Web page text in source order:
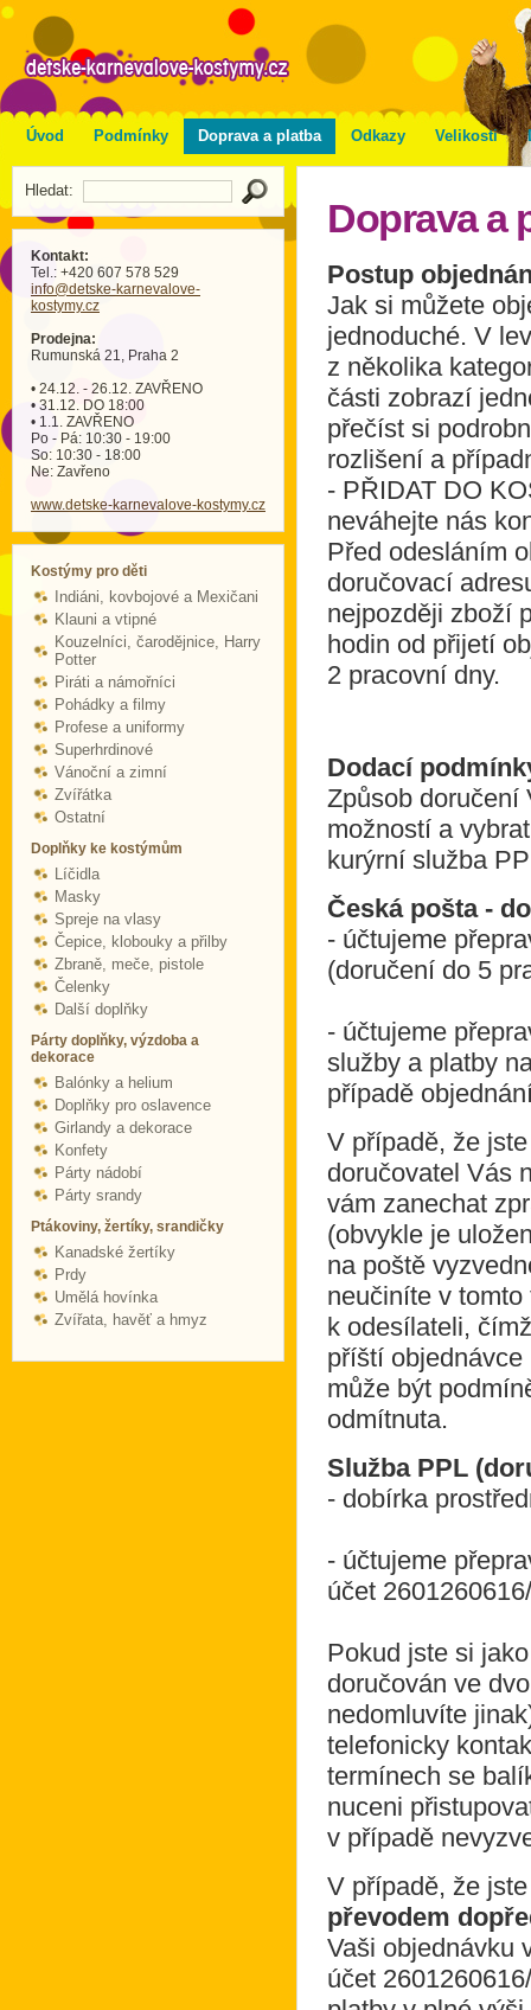
Úvod Podmínky Doprava a platba Odkazy Velikosti
Hledat:
Kontakt:
Tel.: +420 607 578 529
info@detske-karnevalove-
kostymy.cz
Prodejna:
Rumunská 21, Praha 2
• 24.12. - 26.12. ZAVŘENO
• 31.12. DO 18:00
• 1.1. ZAVŘENO
Po - Pá: 10:30 - 19:00
So: 10:30 - 18:00
Ne: Zavřeno
www.detske-karnevalove-kostymy.cz
Kostýmy pro děti
Indiáni, kovbojové a Mexičani
Klauni a vtipné
Kouzelníci, čarodějnice, Harry
Potter
Piráti a námořníci
Pohádky a filmy
Profese a uniformy
Superhrdinové
Vánoční a zimní
Zvířátka
Ostatní
Doplňky ke kostýmům
Líčidla
Masky
Spreje na vlasy
Čepice, klobouky a přilby
Zbraně, meče, pistole
Čelenky
Další doplňky
Párty doplňky, výzdoba a
dekorace
Balónky a helium
Doplňky pro oslavence
Girlandy a dekorace
Konfety
Párty nádobí
Párty srandy
Ptákoviny, žertíky, srandičky
Kanadské žertíky
Prdy
Umělá hovínka
Zvířata, havěť a hmyz
Doprava a
Postup
Jak si můžete
jednoduché. V
z několika
části zobrazí
přečíst si
rozlišení a
- PŘIDAT DO
neváhejte nás
Před odesláním
doručovací
nejpozději zboží
hodin od přijetí
2 pracovní dny.
Dodací
Způsob doručení
možností a
kurýrní služba
Česká pošta -
- účtujeme
(doručení do 5
- účtujeme
služby a platby
případě
V případě, že
doručovatel Vás
vám zanechat
(obvykle je
na poště
neučiníte v
k odesílateli,
příští
může být
odmítnuta.
Služba PPL
- dobírka
- účtujeme
účet 2601260616
Pokud jste si
doručován ve
nedomluvíte
telefonicky
termínech se
nuceni
v případě
V případě, že
převodem
Vaši objednávku
účet 2601260616